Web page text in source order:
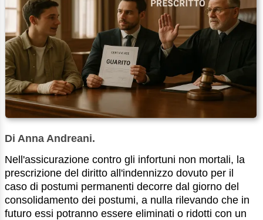
Di Anna Andreani.
Nell'assicurazione contro gli infortuni non mortali, la
prescrizione del diritto all'indennizzo dovuto per il
caso di postumi permanenti decorre dal giorno del
consolidamento dei postumi, a nulla rilevando che in
futuro essi potranno essere eliminati o ridotti con un